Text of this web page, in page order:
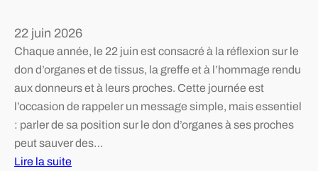
22 juin 2026
Chaque année, le 22 juin est consacré à la réflexion sur le
don d’organes et de tissus, la greffe et à l’hommage rendu
aux donneurs et à leurs proches. Cette journée est
l’occasion de rappeler un message simple, mais essentiel
: parler de sa position sur le don d’organes à ses proches
peut sauver des…
Lire la suite